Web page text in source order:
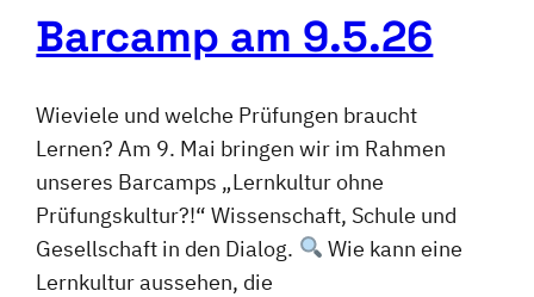
Barcamp am 9.5.26
Wieviele und welche Prüfungen braucht
Lernen? Am 9. Mai bringen wir im Rahmen
unseres Barcamps „Lernkultur ohne
Prüfungskultur?!“ Wissenschaft, Schule und
Gesellschaft in den Dialog.
Wie kann eine
Lernkultur aussehen, die